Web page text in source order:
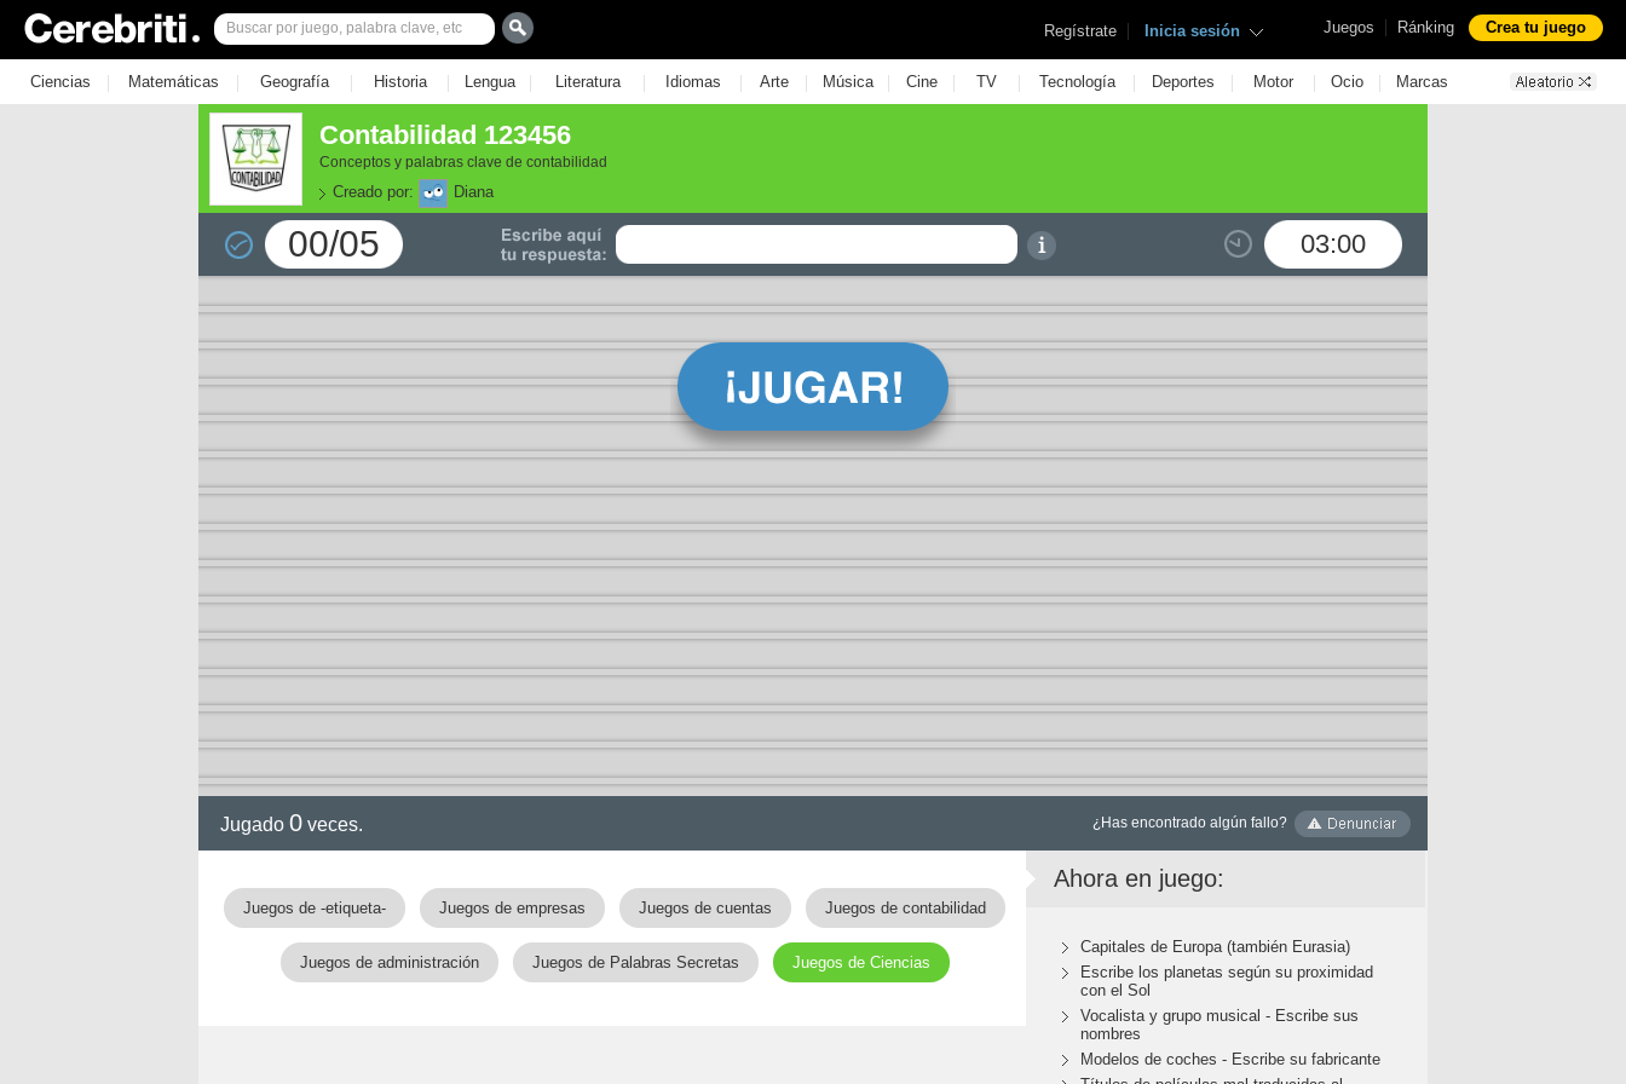
Juegos | Ránking Crea tu juego
Regístrate | Inicia sesión
Ciencias | Matemáticas | Geografía | Historia | Lengua | Literatura | Idiomas | Arte | Música | Cine | TV | Tecnología | Deportes | Motor | Ocio | Marcas
Contabilidad 123456
Conceptos y palabras clave de contabilidad
Creado por: Diana
00/05 03:00
Jugado 0 veces. ¿Has encontrado algún fallo?
Juegos de -etiqueta- Juegos de empresas Juegos de cuentas Juegos de contabilidad
Juegos de administración Juegos de Palabras Secretas Juegos de Ciencias
Ahora en juego:
Capitales de Europa (también Eurasia)
Escribe los planetas según su proximidad
con el Sol
Vocalista y grupo musical - Escribe sus
nombres
Modelos de coches - Escribe su fabricante